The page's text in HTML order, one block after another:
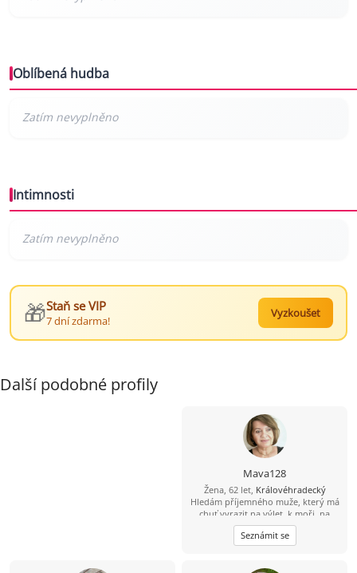
Oblíbená hudba
Intimnosti
🎁Staň se VIP
7 dní zdarma!
Vyzkoušet
Další podobné profily
Mava128
Žena, 62 let, Královéhradecký
Hledám příjemného muže, který má
chuť vyrazit na výlet, k moři, na
kolo, nebo jen tak objevovat hezká
místa
Seznámit se